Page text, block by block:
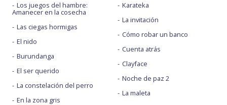
Los juegos del hambre:
Amanecer en la cosecha
Las ciegas hormigas
El nido
Burundanga
El ser querido
La constelación del perro
En la zona gris
Karateka
La invitación
Cómo robar un banco
Cuenta atrás
Clayface
Noche de paz 2
La maleta